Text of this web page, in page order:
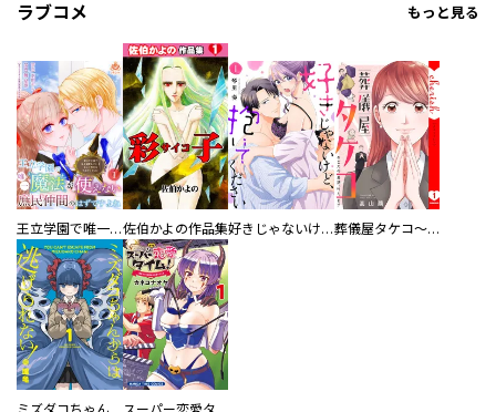
ラブコメ もっと見る
王立学園で唯一魔法が使えない庶民仲間のはずですよね～実は王子様で私を溺愛しているなんて告白はやめてください～佐伯かよの作品集 好きじゃないけど、抱いてください【電子単行本版／特典おまけ付き】 葬儀屋タケコ～あなたの最期、叶えます【電子単行本版】